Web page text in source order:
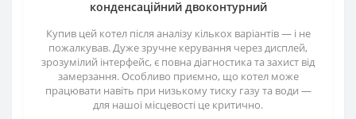
конденсаційний двоконтурний
Купив цей котел після аналізу кількох варіантів — і не
пожалкував. Дуже зручне керування через дисплей,
зрозумілий інтерфейс, є повна діагностика та захист від
замерзання. Особливо приємно, що котел може
працювати навіть при низькому тиску газу та води —
для нашої місцевості це критично.